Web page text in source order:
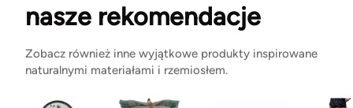
nasze rekomendacje
Zobacz również inne wyjątkowe produkty inspirowane
naturalnymi materiałami i rzemiosłem.